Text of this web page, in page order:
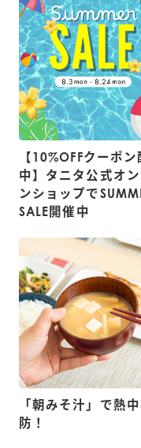
本体寸法
本体質量 約
幅
個装箱質量 約
製造国 中
保証期間 1
【10%OFFクーポン
中】タニタ公式オ
ンショップで
SALE開催中
「朝みそ汁」で熱
防！